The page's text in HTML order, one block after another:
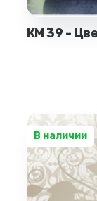
КМ 39 -
В наличии